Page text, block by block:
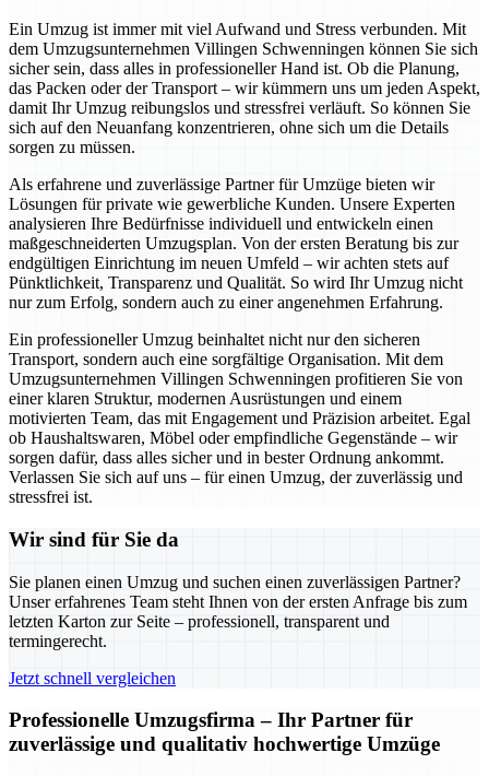
Ein Umzug ist immer mit viel Aufwand und Stress verbunden. Mit
dem Umzugsunternehmen Villingen Schwenningen können Sie sich
sicher sein, dass alles in professioneller Hand ist. Ob die Planung,
das Packen oder der Transport – wir kümmern uns um jeden Aspekt,
damit Ihr Umzug reibungslos und stressfrei verläuft. So können Sie
sich auf den Neuanfang konzentrieren, ohne sich um die Details
sorgen zu müssen.
Als erfahrene und zuverlässige Partner für Umzüge bieten wir
Lösungen für private wie gewerbliche Kunden. Unsere Experten
analysieren Ihre Bedürfnisse individuell und entwickeln einen
maßgeschneiderten Umzugsplan. Von der ersten Beratung bis zur
endgültigen Einrichtung im neuen Umfeld – wir achten stets auf
Pünktlichkeit, Transparenz und Qualität. So wird Ihr Umzug nicht
nur zum Erfolg, sondern auch zu einer angenehmen Erfahrung.
Ein professioneller Umzug beinhaltet nicht nur den sicheren
Transport, sondern auch eine sorgfältige Organisation. Mit dem
Umzugsunternehmen Villingen Schwenningen profitieren Sie von
einer klaren Struktur, modernen Ausrüstungen und einem
motivierten Team, das mit Engagement und Präzision arbeitet. Egal
ob Haushaltswaren, Möbel oder empfindliche Gegenstände – wir
sorgen dafür, dass alles sicher und in bester Ordnung ankommt.
Verlassen Sie sich auf uns – für einen Umzug, der zuverlässig und
stressfrei ist.
Wir sind für Sie da
Sie planen einen Umzug und suchen einen zuverlässigen Partner?
Unser erfahrenes Team steht Ihnen von der ersten Anfrage bis zum
letzten Karton zur Seite – professionell, transparent und
termingerecht.
Jetzt schnell vergleichen
Professionelle Umzugsfirma – Ihr Partner für
zuverlässige und qualitativ hochwertige Umzüge